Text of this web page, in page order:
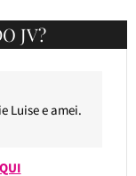
JV?
Luise e amei.